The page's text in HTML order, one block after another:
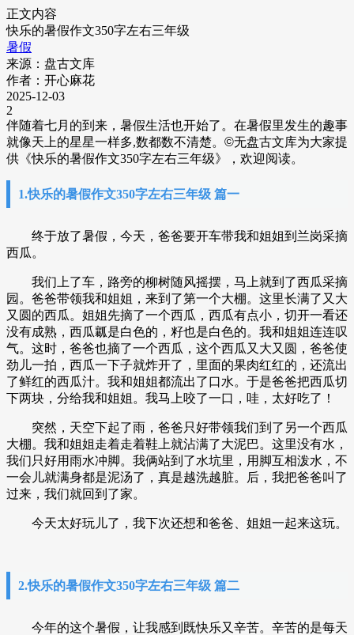
正文内容
快乐的暑假作文350字左右三年级
暑假
来源：盘古文库
作者：开心麻花
2025-12-03
2
伴随着七月的到来，暑假生活也开始了。在暑假里发生的趣事
就像天上的星星一样多,数都数不清楚。 ©无盘古文库为大家提
供《快乐的暑假作文350字左右三年级》，欢迎阅读。
1.快乐的暑假作文350字左右三年级 篇一
终于放了暑假，今天，爸爸要开车带我和姐姐到兰岗采摘
西瓜。
我们上了车，路旁的柳树随风摇摆，马上就到了西瓜采摘
园。爸爸带领我和姐姐，来到了第一个大棚。这里长满了又大
又圆的西瓜。姐姐先摘了一个西瓜，西瓜有点小，切开一看还
没有成熟，西瓜瓤是白色的，籽也是白色的。我和姐姐连连叹
气。这时，爸爸也摘了一个西瓜，这个西瓜又大又圆，爸爸使
劲儿一拍，西瓜一下子就炸开了，里面的果肉红红的，还流出
了鲜红的西瓜汁。我和姐姐都流出了口水。于是爸爸把西瓜切
下两块，分给我和姐姐。我马上咬了一口，哇，太好吃了！
突然，天空下起了雨，爸爸只好带领我们到了另一个西瓜
大棚。我和姐姐走着走着鞋上就沾满了大泥巴。这里没有水，
我们只好用雨水冲脚。我俩站到了水坑里，用脚互相泼水，不
一会儿就满身都是泥汤了，真是越洗越脏。后，我把爸爸叫了
过来，我们就回到了家。
今天太好玩儿了，我下次还想和爸爸、姐姐一起来这玩。
2.快乐的暑假作文350字左右三年级 篇二
今年的这个暑假，让我感到既快乐又辛苦。辛苦的是每天